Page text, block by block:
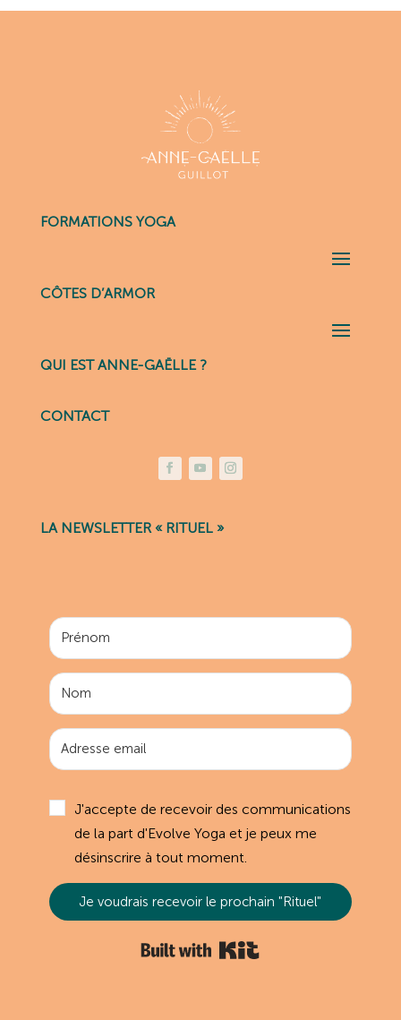
FORMATIONS YOGA
CÔTES D’ARMOR
QUI EST ANNE-GAËLLE ?
CONTACT
LA NEWSLETTER « RITUEL »
J'accepte de recevoir des communications
de la part d'Evolve Yoga et je peux me
désinscrire à tout moment.
Je voudrais recevoir le prochain "Rituel"